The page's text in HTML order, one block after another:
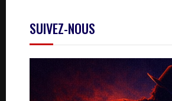
SUIVEZ-NOUS